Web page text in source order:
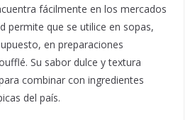
fácilmente en los mercados
permite que se utilice en sopas,
en preparaciones
Su sabor dulce y textura
combinar con ingredientes
del país.